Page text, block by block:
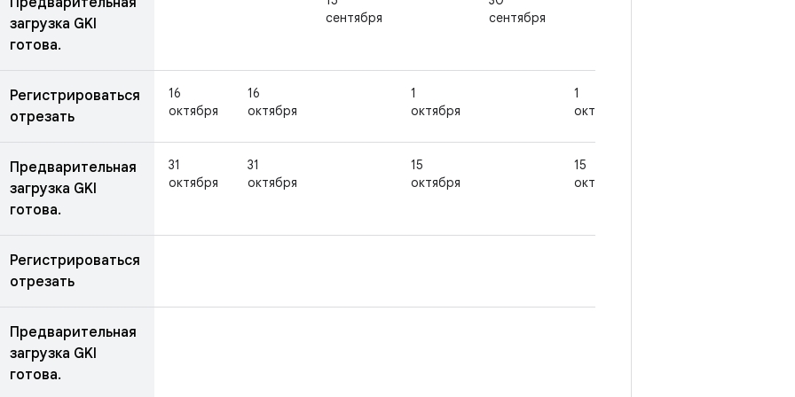
загрузка GKI
готова.
сентября
сентября
Регистрироваться
отрезать
16
октября
16
октября
1
октября
1
октября
Предварительная
загрузка GKI
готова.
31
октября
31
октября
15
октября
15
октября
Регистрироваться
отрезать
Предварительная
загрузка GKI
готова.